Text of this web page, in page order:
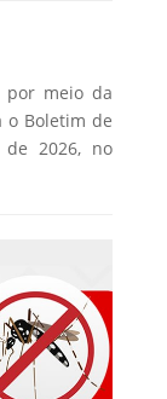
por meio da
o Boletim de
2026, no